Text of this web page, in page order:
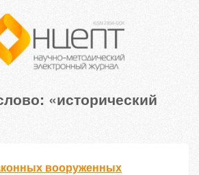
«исторический
вооруженных